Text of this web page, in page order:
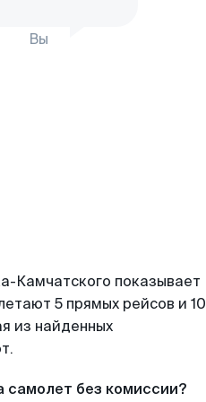
Вы
Камчатского показывает
5 прямых рейсов и 10
из найденных
самолет без комиссии?